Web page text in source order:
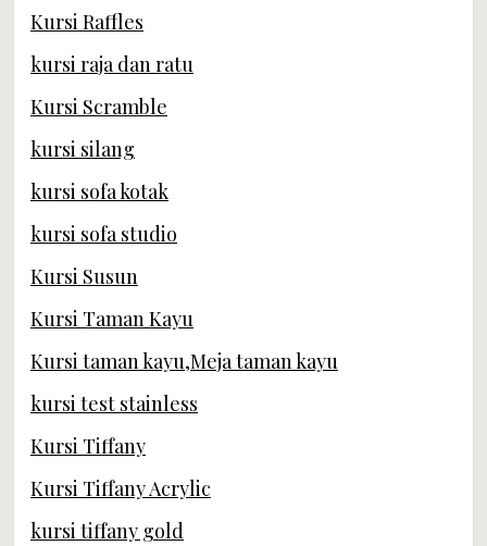
Kursi Raffles
kursi raja dan ratu
Kursi Scramble
kursi silang
kursi sofa kotak
kursi sofa studio
Kursi Susun
Kursi Taman Kayu
Kursi taman kayu,Meja taman kayu
kursi test stainless
Kursi Tiffany
Kursi Tiffany Acrylic
kursi tiffany gold